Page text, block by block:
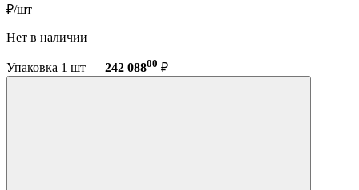
₽/шт
Нет в наличии
Упаковка 1 шт — 242 08800 ₽